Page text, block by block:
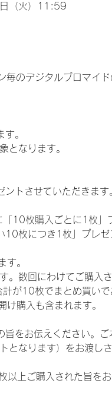
（火）11:59
のデジタルブロマイ
。
となります。
トさせていただきます
10枚購入ごとに1枚」
10枚につき1枚」プレゼ
す。
。数回にわけてご購入
が10枚でまとめ買い
け購入も含まれます。
をお伝えください。
なります）をお渡しさ
以上ご購入された旨を